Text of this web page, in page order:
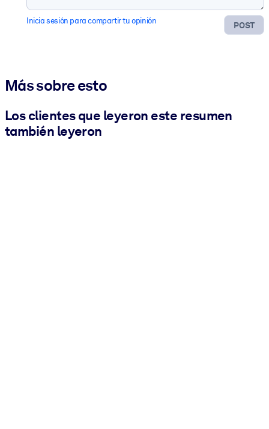
POST
Inicia sesión para compartir tu opinión
Más sobre esto
Los clientes que leyeron este resumen
también leyeron